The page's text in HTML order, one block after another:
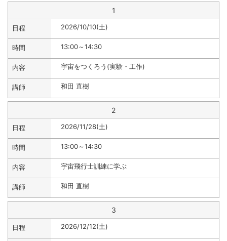
1
2026/10/10(土)
13:00～14:30
宇宙をつくろう(実験・工作)
和田 直樹
2
2026/11/28(土)
13:00～14:30
宇宙飛行士訓練に学ぶ
和田 直樹
3
2026/12/12(土)